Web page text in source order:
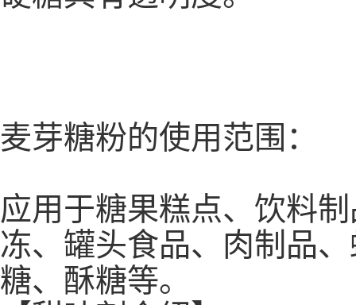
麦芽糖粉的使用范围：
应用于糖果糕点、饮料
冻、罐头食品、肉制品
糖、酥糖等。